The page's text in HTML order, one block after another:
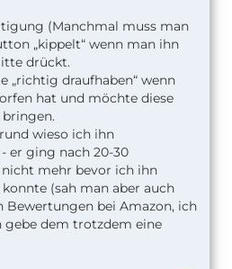
(Manchmal muss man
„kippelt“ wenn man ihn
drückt.
„richtig draufhaben“ wenn
hat und möchte diese
wieso ich ihn
er ging nach 20-30
mehr bevor ich ihn
(sah man aber auch
Bewertungen bei Amazon, ich
dem trotzdem eine